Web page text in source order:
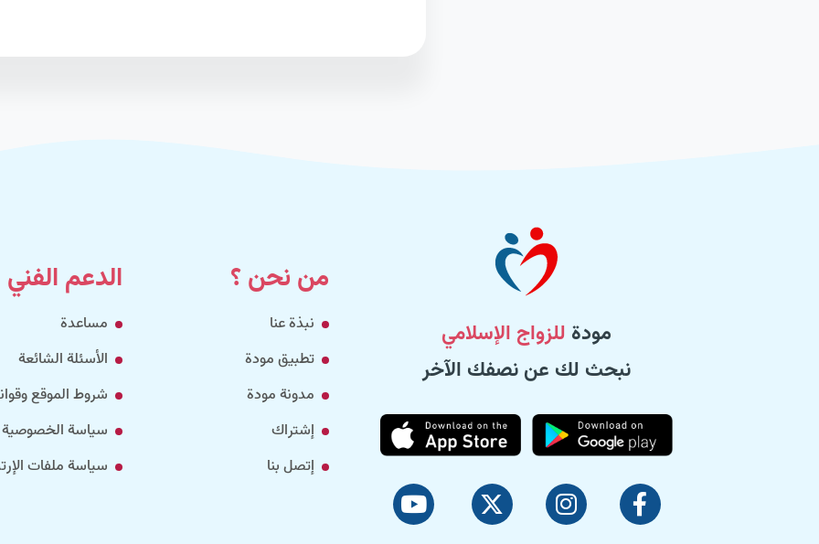
مودة للزواج الإسلامي
نبحث لك عن نصفك الآخر
من نحن ؟
نبذة عنا
تطبيق مودة
مدونة مودة
إشتراك
إتصل بنا
الدعم الفني
مساعدة
الأسئلة الشائعة
شروط الموقع
سياسة الخصوصية
سياسة ملفات